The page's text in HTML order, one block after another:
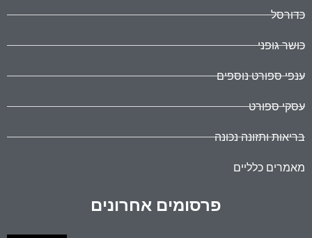
כדורסל
כושר גופני
ענפי ספורט נוספים
עסקי ספורט
בריאות ותזונה נכונה
מאמרים כלליים
פרסומים אחרונים